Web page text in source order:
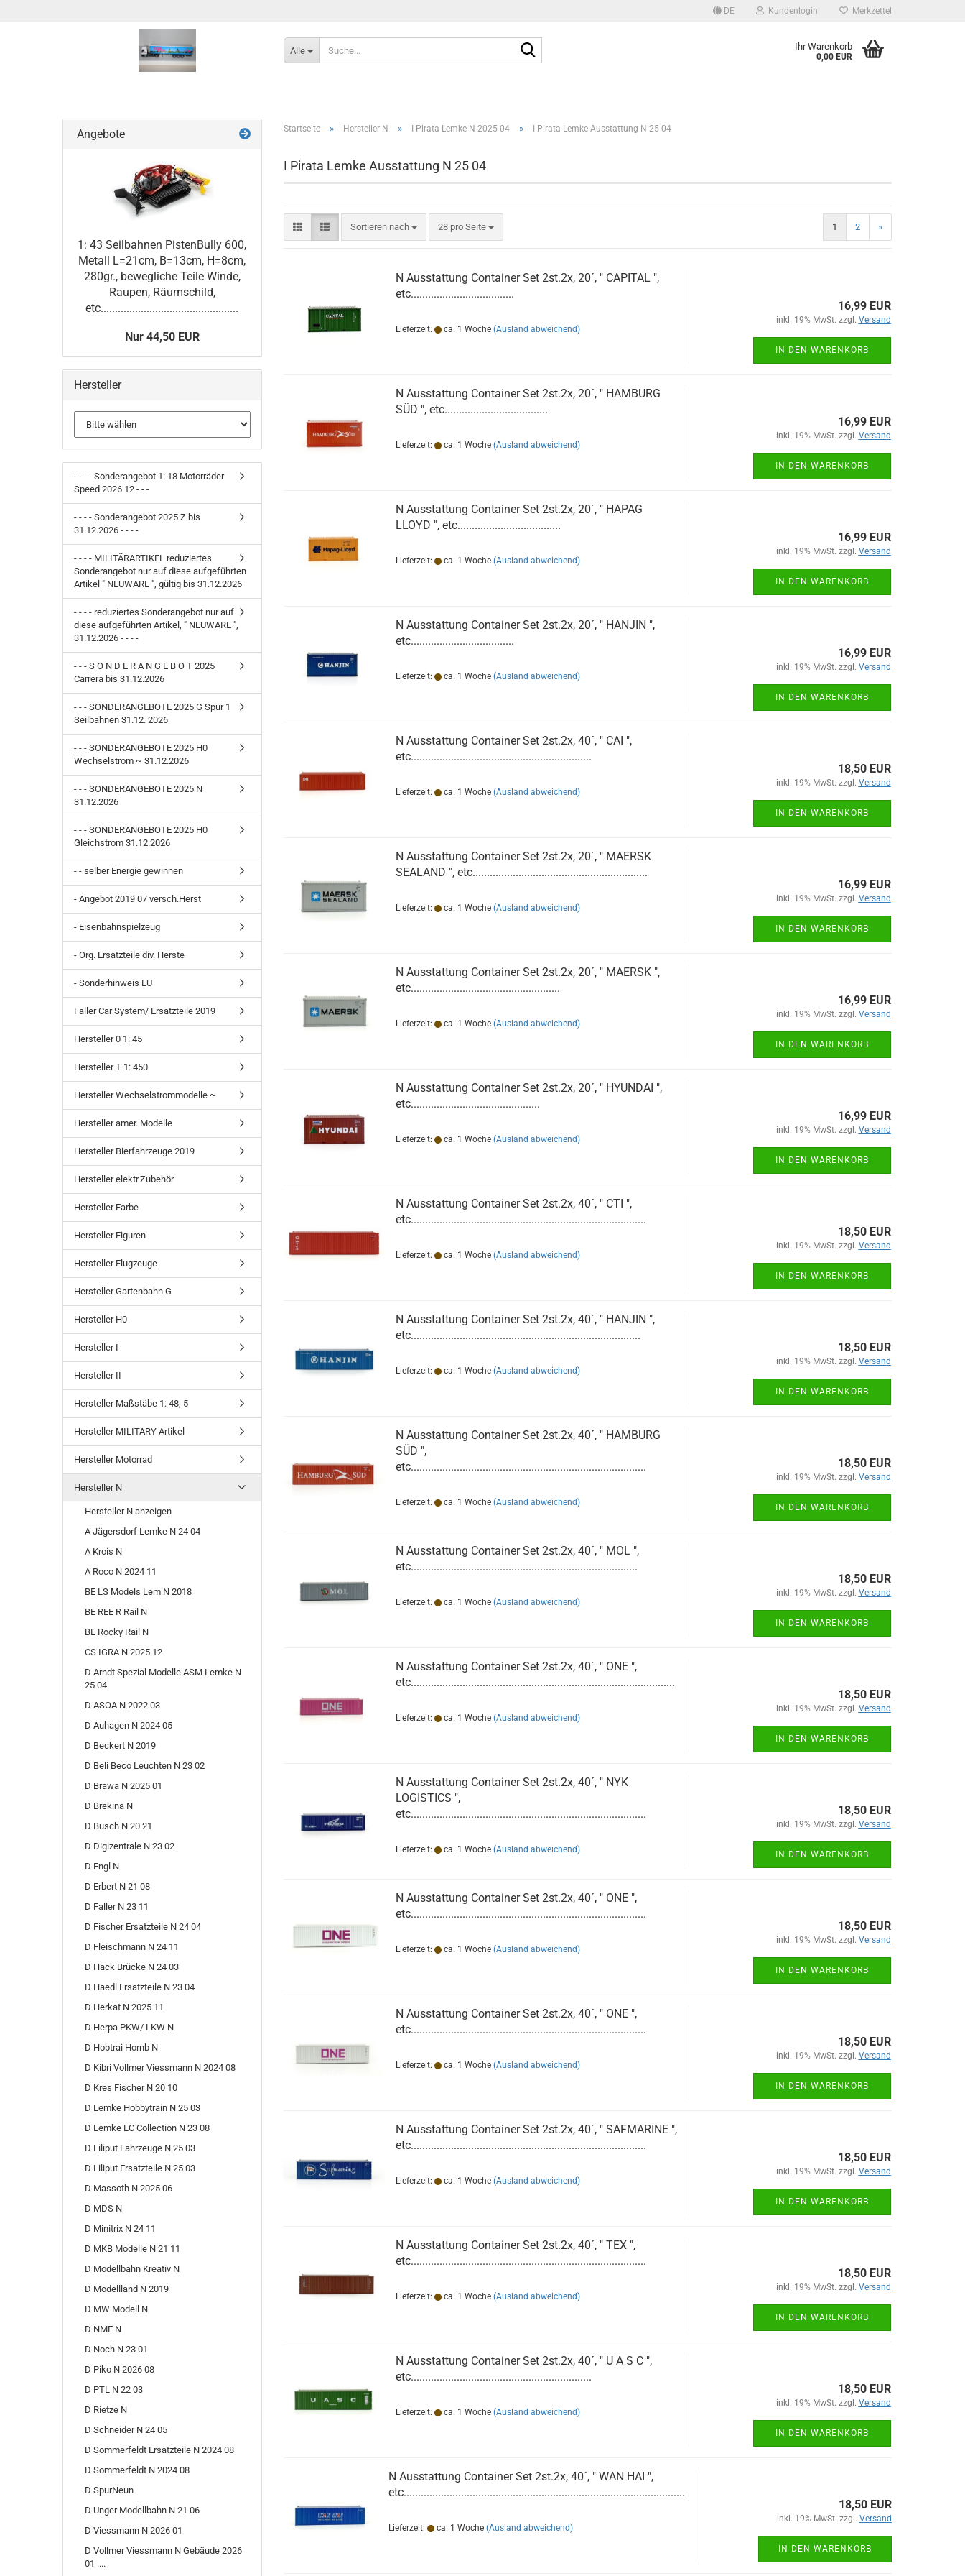
DE Kundenlogin Merkzettel
Alle Ihr Warenkorb
0,00 EUR
Startseite » Hersteller N » I Pirata Lemke N 2025 04 » I Pirata Lemke Ausstattung N 25 04
I Pirata Lemke Ausstattung N 25 04
Sortieren nach
Sortieren nach 28 pro Seite
pro Seite 1 2 »
N Ausstattung Container Set 2st.2x, 20´, " CAPITAL ",
etc....................................
Lieferzeit: ca. 1 Woche (Ausland abweichend)
16,99 EUR
inkl. 19% MwSt. zzgl. Versand
IN DEN WARENKORB
N Ausstattung Container Set 2st.2x, 20´, " HAMBURG
SÜD ", etc....................................
Lieferzeit: ca. 1 Woche (Ausland abweichend)
16,99 EUR
inkl. 19% MwSt. zzgl. Versand
IN DEN WARENKORB
N Ausstattung Container Set 2st.2x, 20´, " HAPAG
LLOYD ", etc....................................
Lieferzeit: ca. 1 Woche (Ausland abweichend)
16,99 EUR
inkl. 19% MwSt. zzgl. Versand
IN DEN WARENKORB
N Ausstattung Container Set 2st.2x, 20´, " HANJIN ",
etc....................................
Lieferzeit: ca. 1 Woche (Ausland abweichend)
16,99 EUR
inkl. 19% MwSt. zzgl. Versand
IN DEN WARENKORB
N Ausstattung Container Set 2st.2x, 40´, " CAI ",
etc...............................................................
Lieferzeit: ca. 1 Woche (Ausland abweichend)
18,50 EUR
inkl. 19% MwSt. zzgl. Versand
IN DEN WARENKORB
N Ausstattung Container Set 2st.2x, 20´, " MAERSK
SEALAND ", etc.............................................................
Lieferzeit: ca. 1 Woche (Ausland abweichend)
16,99 EUR
inkl. 19% MwSt. zzgl. Versand
IN DEN WARENKORB
N Ausstattung Container Set 2st.2x, 20´, " MAERSK ",
etc....................................................
Lieferzeit: ca. 1 Woche (Ausland abweichend)
16,99 EUR
inkl. 19% MwSt. zzgl. Versand
IN DEN WARENKORB
N Ausstattung Container Set 2st.2x, 20´, " HYUNDAI ",
etc.............................................
Lieferzeit: ca. 1 Woche (Ausland abweichend)
16,99 EUR
inkl. 19% MwSt. zzgl. Versand
IN DEN WARENKORB
N Ausstattung Container Set 2st.2x, 40´, " CTI ",
etc..................................................................................
Lieferzeit: ca. 1 Woche (Ausland abweichend)
18,50 EUR
inkl. 19% MwSt. zzgl. Versand
IN DEN WARENKORB
N Ausstattung Container Set 2st.2x, 40´, " HANJIN ",
etc................................................................................
Lieferzeit: ca. 1 Woche (Ausland abweichend)
18,50 EUR
inkl. 19% MwSt. zzgl. Versand
IN DEN WARENKORB
N Ausstattung Container Set 2st.2x, 40´, " HAMBURG
SÜD ",
etc..................................................................................
Lieferzeit: ca. 1 Woche (Ausland abweichend)
18,50 EUR
inkl. 19% MwSt. zzgl. Versand
IN DEN WARENKORB
N Ausstattung Container Set 2st.2x, 40´, " MOL ",
etc...............................................................................
Lieferzeit: ca. 1 Woche (Ausland abweichend)
18,50 EUR
inkl. 19% MwSt. zzgl. Versand
IN DEN WARENKORB
N Ausstattung Container Set 2st.2x, 40´, " ONE ",
etc............................................................................................
Lieferzeit: ca. 1 Woche (Ausland abweichend)
18,50 EUR
inkl. 19% MwSt. zzgl. Versand
IN DEN WARENKORB
N Ausstattung Container Set 2st.2x, 40´, " NYK
LOGISTICS ",
etc..................................................................................
Lieferzeit: ca. 1 Woche (Ausland abweichend)
18,50 EUR
inkl. 19% MwSt. zzgl. Versand
IN DEN WARENKORB
N Ausstattung Container Set 2st.2x, 40´, " ONE ",
etc..................................................................................
Lieferzeit: ca. 1 Woche (Ausland abweichend)
18,50 EUR
inkl. 19% MwSt. zzgl. Versand
IN DEN WARENKORB
N Ausstattung Container Set 2st.2x, 40´, " ONE ",
etc..................................................................................
Lieferzeit: ca. 1 Woche (Ausland abweichend)
18,50 EUR
inkl. 19% MwSt. zzgl. Versand
IN DEN WARENKORB
N Ausstattung Container Set 2st.2x, 40´, " SAFMARINE ",
etc..................................................................................
Lieferzeit: ca. 1 Woche (Ausland abweichend)
18,50 EUR
inkl. 19% MwSt. zzgl. Versand
IN DEN WARENKORB
N Ausstattung Container Set 2st.2x, 40´, " TEX ",
etc..................................................................................
Lieferzeit: ca. 1 Woche (Ausland abweichend)
18,50 EUR
inkl. 19% MwSt. zzgl. Versand
IN DEN WARENKORB
N Ausstattung Container Set 2st.2x, 40´, " U A S C ",
etc...............................................................
Lieferzeit: ca. 1 Woche (Ausland abweichend)
18,50 EUR
inkl. 19% MwSt. zzgl. Versand
IN DEN WARENKORB
N Ausstattung Container Set 2st.2x, 40´, " WAN HAI ",
etc..................................................................................................
Lieferzeit: ca. 1 Woche (Ausland abweichend)
18,50 EUR
inkl. 19% MwSt. zzgl. Versand
IN DEN WARENKORB
Angebote
1: 43 Seilbahnen PistenBully 600,
Metall L=21cm, B=13cm, H=8cm,
280gr., bewegliche Teile Winde,
Raupen, Räumschild,
etc................................................
Nur 44,50 EUR
Hersteller
- - - - Sonderangebot 1: 18 Motorräder
Speed 2026 12 - - -
- - - - Sonderangebot 2025 Z bis
31.12.2026 - - - -
- - - - MILITÄRARTIKEL reduziertes
Sonderangebot nur auf diese aufgeführten
Artikel " NEUWARE ", gültig bis 31.12.2026
- - - - reduziertes Sonderangebot nur auf
diese aufgeführten Artikel, " NEUWARE ",
31.12.2026 - - - -
- - - S O N D E R A N G E B O T 2025
Carrera bis 31.12.2026
- - - SONDERANGEBOTE 2025 G Spur 1
Seilbahnen 31.12. 2026
- - - SONDERANGEBOTE 2025 H0
Wechselstrom ~ 31.12.2026
- - - SONDERANGEBOTE 2025 N
31.12.2026
- - - SONDERANGEBOTE 2025 H0
Gleichstrom 31.12.2026
- - selber Energie gewinnen
- Angebot 2019 07 versch.Herst
- Eisenbahnspielzeug
- Org. Ersatzteile div. Herste
- Sonderhinweis EU
Faller Car System/ Ersatzteile 2019
Hersteller 0 1: 45
Hersteller T 1: 450
Hersteller Wechselstrommodelle ~
Hersteller amer. Modelle
Hersteller Bierfahrzeuge 2019
Hersteller elektr.Zubehör
Hersteller Farbe
Hersteller Figuren
Hersteller Flugzeuge
Hersteller Gartenbahn G
Hersteller H0
Hersteller I
Hersteller II
Hersteller Maßstäbe 1: 48, 5
Hersteller MILITARY Artikel
Hersteller Motorrad
Hersteller N
Hersteller N anzeigen
A Jägersdorf Lemke N 24 04
A Krois N
A Roco N 2024 11
BE LS Models Lem N 2018
BE REE R Rail N
BE Rocky Rail N
CS IGRA N 2025 12
D Arndt Spezial Modelle ASM Lemke N
25 04
D ASOA N 2022 03
D Auhagen N 2024 05
D Beckert N 2019
D Beli Beco Leuchten N 23 02
D Brawa N 2025 01
D Brekina N
D Busch N 20 21
D Digizentrale N 23 02
D Engl N
D Erbert N 21 08
D Faller N 23 11
D Fischer Ersatzteile N 24 04
D Fleischmann N 24 11
D Hack Brücke N 24 03
D Haedl Ersatzteile N 23 04
D Herkat N 2025 11
D Herpa PKW/ LKW N
D Hobtrai Hornb N
D Kibri Vollmer Viessmann N 2024 08
D Kres Fischer N 20 10
D Lemke Hobbytrain N 25 03
D Lemke LC Collection N 23 08
D Liliput Fahrzeuge N 25 03
D Liliput Ersatzteile N 25 03
D Massoth N 2025 06
D MDS N
D Minitrix N 24 11
D MKB Modelle N 21 11
D Modellbahn Kreativ N
D Modellland N 2019
D MW Modell N
D NME N
D Noch N 23 01
D Piko N 2026 08
D PTL N 22 03
D Rietze N
D Schneider N 24 05
D Sommerfeldt Ersatzteile N 2024 08
D Sommerfeldt N 2024 08
D SpurNeun
D Unger Modellbahn N 21 06
D Viessmann N 2026 01
D Vollmer Viessmann N Gebäude 2026
01 ....